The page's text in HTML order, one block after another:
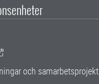
och samarbetsprojekt